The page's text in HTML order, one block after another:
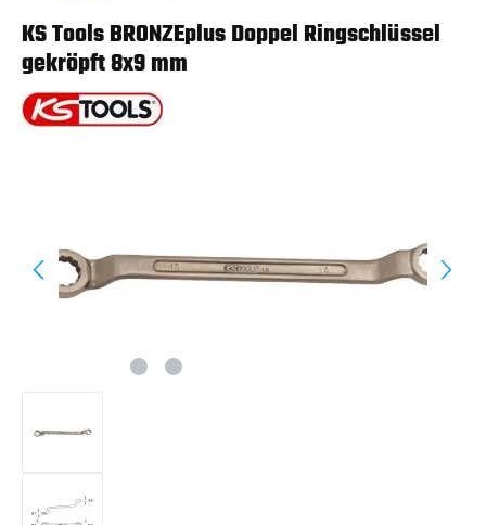
KS Tools BRONZEplus Doppel Ringschlüssel
gekröpft 8x9 mm